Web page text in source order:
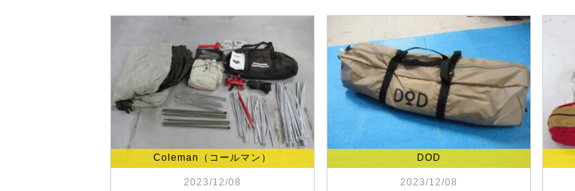
Coleman（コールマン）
2023/12/08
DOD
2023/12/08